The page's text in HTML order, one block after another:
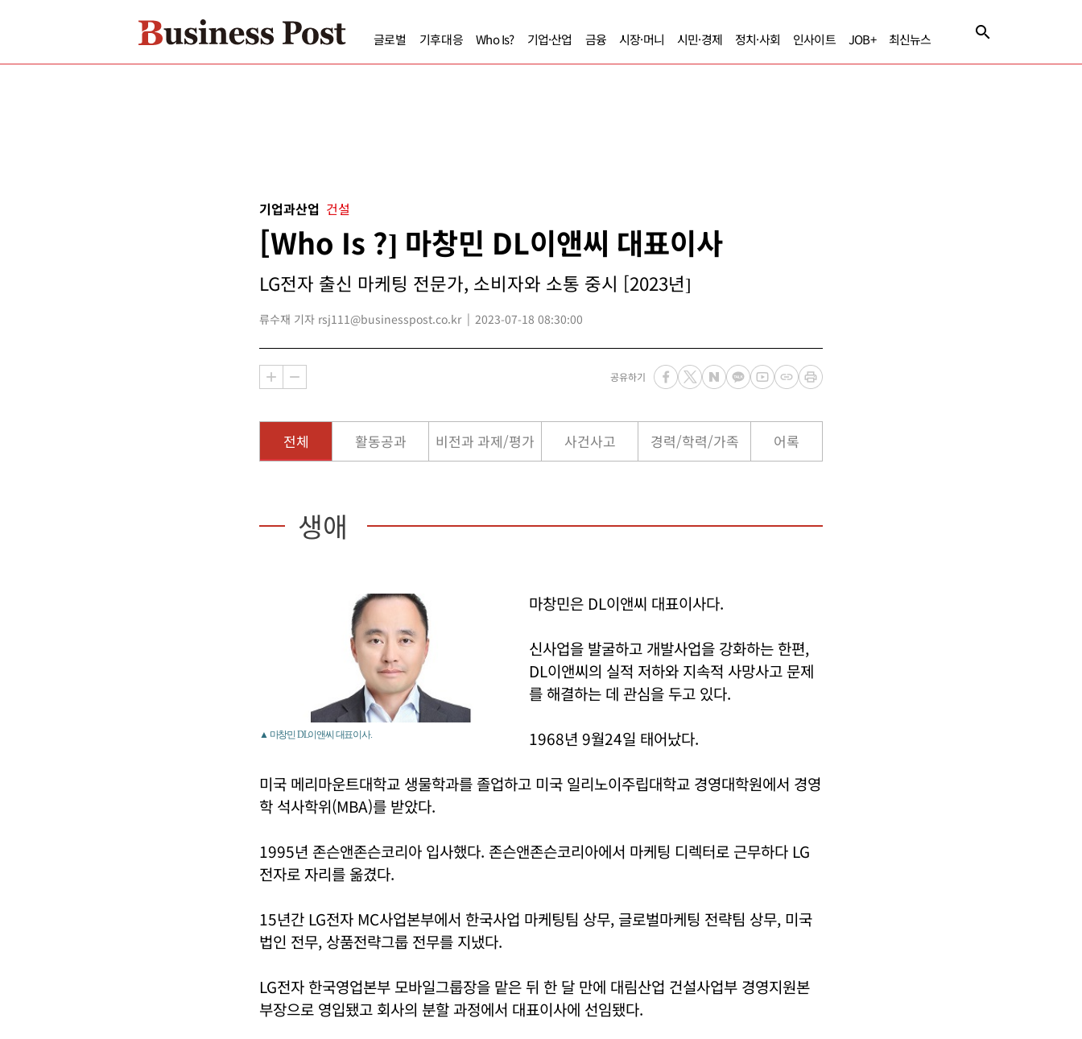
글로벌 기후대응 Who Is? 기업·산업 금융 시장·머니 시민·경제 정치·사회 인사이트 JOB+ 최신뉴스
기업과산업 건설
[Who Is ?] 마창민 DL이앤씨 대표이사
LG전자 출신 마케팅 전문가, 소비자와 소통 중시 [2023년]
류수재 기자 rsj111@businesspost.co.kr 2023-07-18 08:30:00
공유하기
전체 활동공과 비전과 과제/평가 사건사고 경력/학력/가족 어록
생애
▲ 마창민 DL이앤씨 대표이사.
마창민은 DL이앤씨 대표이사다.
신사업을 발굴하고 개발사업을 강화하는 한편,
DL이앤씨의 실적 저하와 지속적 사망사고 문제
를 해결하는 데 관심을 두고 있다.
1968년 9월24일 태어났다.
미국 메리마운트대학교 생물학과를 졸업하고 미국 일리노이주립대학교 경영대학원에서 경영
학 석사학위(MBA)를 받았다.
1995년 존슨앤존슨코리아 입사했다. 존슨앤존슨코리아에서 마케팅 디렉터로 근무하다 LG
전자로 자리를 옮겼다.
15년간 LG전자 MC사업본부에서 한국사업 마케팅팀 상무, 글로벌마케팅 전략팀 상무, 미국
법인 전무, 상품전략그룹 전무를 지냈다.
LG전자 한국영업본부 모바일그룹장을 맡은 뒤 한 달 만에 대림산업 건설사업부 경영지원본
부장으로 영입됐고 회사의 분할 과정에서 대표이사에 선임됐다.